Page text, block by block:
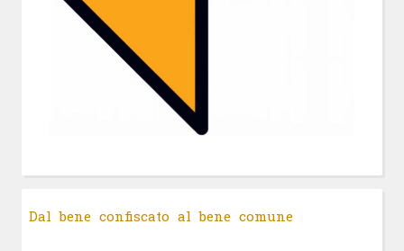
Dal bene confiscato al bene comune